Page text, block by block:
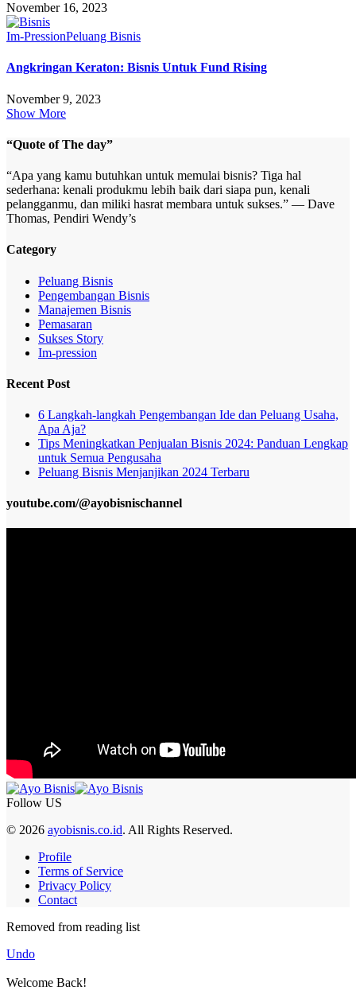
November 16, 2023
Im-PressionPeluang Bisnis
Angkringan Keraton: Bisnis Untuk Fund Rising
November 9, 2023
Show More
“Quote of The day”
“Apa yang kamu butuhkan untuk memulai bisnis? Tiga hal
sederhana: kenali produkmu lebih baik dari siapa pun, kenali
pelangganmu, dan miliki hasrat membara untuk sukses.” — Dave
Thomas, Pendiri Wendy’s
Category
Peluang Bisnis
Pengembangan Bisnis
Manajemen Bisnis
Pemasaran
Sukses Story
Im-pression
Recent Post
6 Langkah-langkah Pengembangan Ide dan Peluang Usaha,
Apa Aja?
Tips Meningkatkan Penjualan Bisnis 2024: Panduan Lengkap
untuk Semua Pengusaha
Peluang Bisnis Menjanjikan 2024 Terbaru
youtube.com/@ayobisnischannel
Follow US
© 2026 ayobisnis.co.id. All Rights Reserved.
Profile
Terms of Service
Privacy Policy
Contact
Removed from reading list
Undo
Welcome Back!